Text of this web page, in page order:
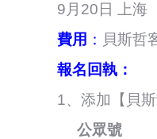
9月20日 上海
費用 ： 貝斯哲
報名回執：
1、添加【貝
公眾號